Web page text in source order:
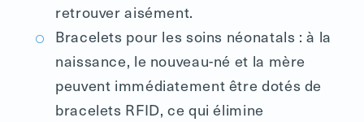
retrouver aisément.
Bracelets pour les soins néonatals : à la
naissance, le nouveau-né et la mère
peuvent immédiatement être dotés de
bracelets RFID, ce qui élimine